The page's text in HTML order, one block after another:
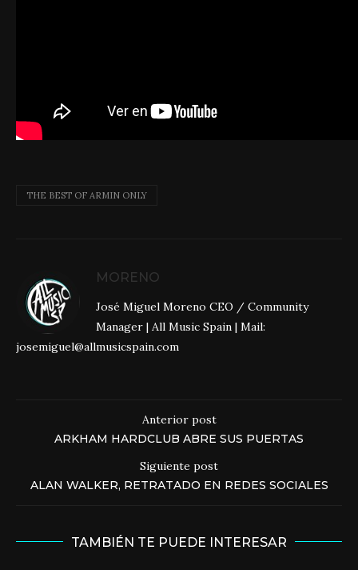
THE BEST OF ARMIN ONLY
MORENO
José Miguel Moreno CEO / Community
Manager | All Music Spain | Mail:
josemiguel@allmusicspain.com
Anterior post
ARKHAM HARDCLUB ABRE SUS PUERTAS
Siguiente post
ALAN WALKER, RETRATADO EN REDES SOCIALES
TAMBIÉN TE PUEDE INTERESAR